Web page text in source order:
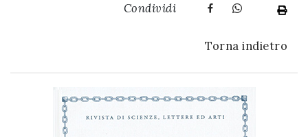
Condividi
Torna indietro